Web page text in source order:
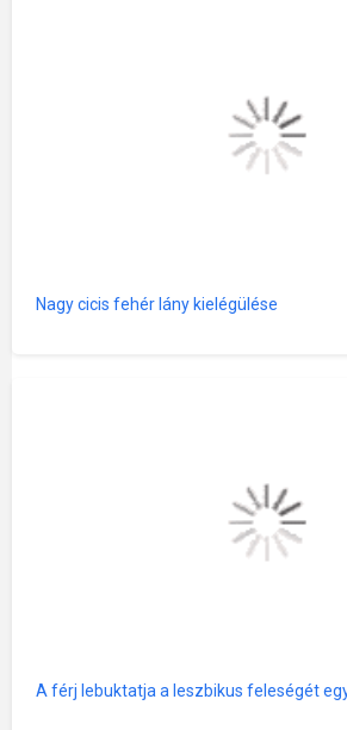
Nagy cicis fehér lány kielégülése
A férj lebuktatja a leszbikus feleségét